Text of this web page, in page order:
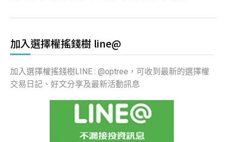
加入選擇權搖錢樹 line@
加入選擇權搖錢樹LINE : @optree，可收到最新的選擇權
交易日記、好文分享及最新活動訊息